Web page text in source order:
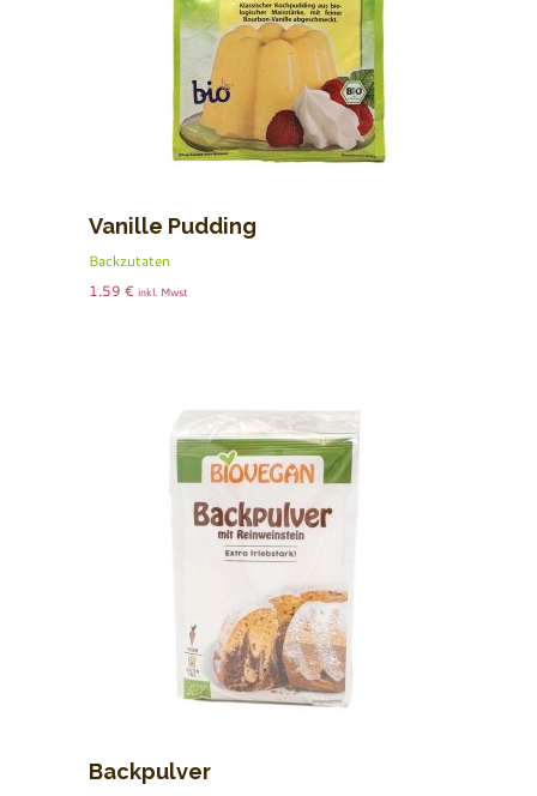
Vanille Pudding
Backzutaten
1.59 € inkl. Mwst
Backpulver